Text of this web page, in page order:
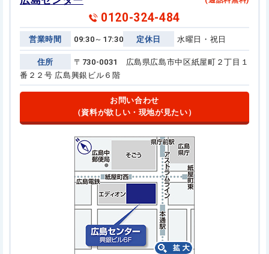
0120-324-484
営業時間 09:30～17:30 定休日 水曜日・祝日
住所
〒730-0031 広島県広島市中区紙屋町２丁目１
番２２号 広島興銀ビル６階
お問い合わせ
（資料が欲しい・現地が見たい）